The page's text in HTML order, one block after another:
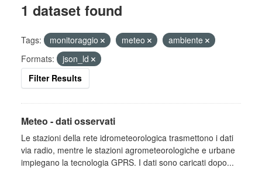
1 dataset found
Tags: monitoraggio meteo
ambiente
Formats:
json_ld
Filter Results
Meteo - dati osservati
Le stazioni della rete idrometeorologica trasmettono i dati
via radio, mentre le stazioni agrometeorologiche e urbane
impiegano la tecnologia GPRS. I dati sono caricati dopo...